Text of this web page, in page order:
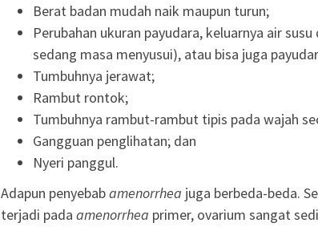
Berat badan mudah naik maupun turun;
Perubahan ukuran payudara, keluarnya air
sedang masa menyusui), atau bisa juga
Tumbuhnya jerawat;
Rambut rontok;
Tumbuhnya rambut-rambut tipis pada wajah
Gangguan penglihatan; dan
Nyeri panggul.
Adapun penyebabamenorrhea juga berbeda-beda.
terjadi pada amenorrhea primer, ovarium sangat